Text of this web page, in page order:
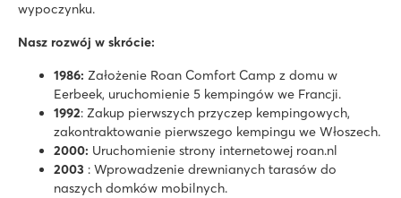
wypoczynku.
Nasz rozwój w skrócie:
1986: Założenie Roan Comfort Camp z domu w
Eerbeek, uruchomienie 5 kempingów we Francji.
1992: Zakup pierwszych przyczep kempingowych,
zakontraktowanie pierwszego kempingu we Włoszech.
2000: Uruchomienie strony internetowej roan.nl
2003 : Wprowadzenie drewnianych tarasów do
naszych domków mobilnych.